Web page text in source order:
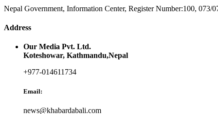
Nepal Government, Information Center, Register Number:100, 073/
Address
Our Media Pvt. Ltd.
Koteshowar, Kathmandu,Nepal
+977-014611734
Email:
news@khabardabali.com